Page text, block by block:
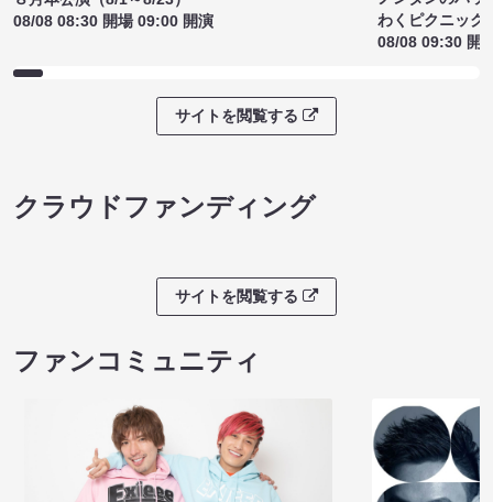
08/08 08:30 開場 09:00 開演
わくピクニック
08/08 09:30 開
サイトを閲覧する
クラウドファンディング
サイトを閲覧する
ファンコミュニティ